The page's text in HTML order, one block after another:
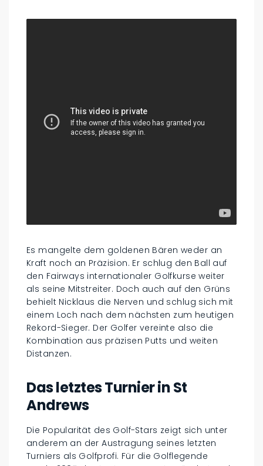
Es mangelte dem goldenen Bären weder an
Kraft noch an Präzision. Er schlug den Ball auf
den Fairways internationaler Golfkurse weiter
als seine Mitstreiter. Doch auch auf den Grüns
behielt Nicklaus die Nerven und schlug sich mit
einem Loch nach dem nächsten zum heutigen
Rekord-Sieger. Der Golfer vereinte also die
Kombination aus präzisen Putts und weiten
Distanzen.
Das letztes Turnier in St
Andrews
Die Popularität des Golf-Stars zeigt sich unter
anderem an der Austragung seines letzten
Turniers als Golfprofi. Für die Golflegende